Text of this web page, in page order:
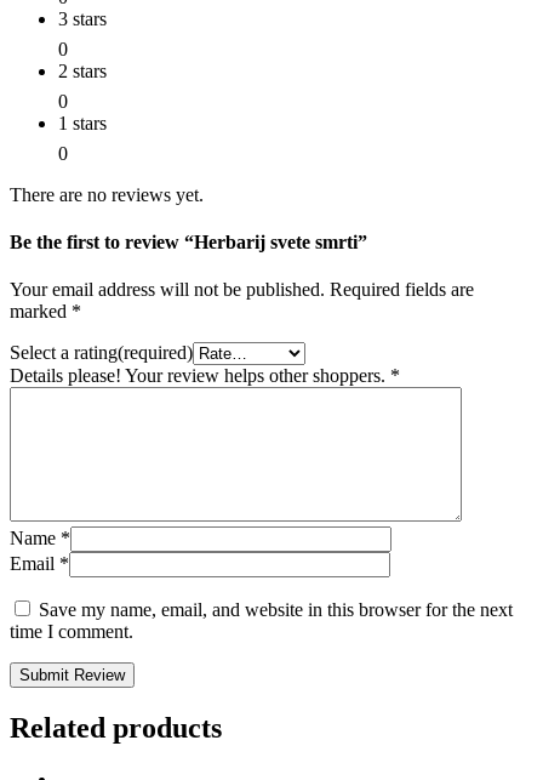
3 stars
0
2 stars
0
1 stars
0
There are no reviews yet.
Be the first to review “Herbarij svete smrti”
Your email address will not be published. Required fields are
marked *
Select a rating(required)
Details please! Your review helps other shoppers. *
Name *
Email *
Save my name, email, and website in this browser for the next
time I comment.
Submit Review
Related products